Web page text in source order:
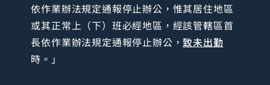
依作業辦法規定通報停止辦公，惟其居住地區
或其正常上（下）班必經地區，經該管轄區首
長依作業辦法規定通報停止辦公，致未出勤
時。」